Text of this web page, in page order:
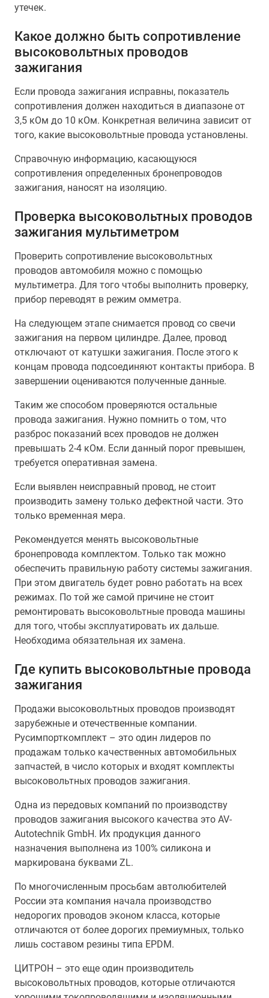
утечек.
Какое должно быть сопротивление
высоковольтных проводов
зажигания
Если провода зажигания исправны, показатель
сопротивления должен находиться в диапазоне от
3,5 кОм до 10 кОм. Конкретная величина зависит от
того, какие высоковольтные провода установлены.
Справочную информацию, касающуюся
сопротивления определенных бронепроводов
зажигания, наносят на изоляцию.
Проверка высоковольтных проводов
зажигания мультиметром
Проверить сопротивление высоковольтных
проводов автомобиля можно с помощью
мультиметра. Для того чтобы выполнить проверку,
прибор переводят в режим омметра.
На следующем этапе снимается провод со свечи
зажигания на первом цилиндре. Далее, провод
отключают от катушки зажигания. После этого к
концам провода подсоединяют контакты прибора. В
завершении оцениваются полученные данные.
Таким же способом проверяются остальные
провода зажигания. Нужно помнить о том, что
разброс показаний всех проводов не должен
превышать 2-4 кОм. Если данный порог превышен,
требуется оперативная замена.
Если выявлен неисправный провод, не стоит
производить замену только дефектной части. Это
только временная мера.
Рекомендуется менять высоковольтные
бронепровода комплектом. Только так можно
обеспечить правильную работу системы зажигания.
При этом двигатель будет ровно работать на всех
режимах. По той же самой причине не стоит
ремонтировать высоковольтные провода машины
для того, чтобы эксплуатировать их дальше.
Необходима обязательная их замена.
Где купить высоковольтные провода
зажигания
Продажи высоковольтных проводов производят
зарубежные и отечественные компании.
Русимпорткомплект – это один лидеров по
продажам только качественных автомобильных
запчастей, в число которых и входят комплекты
высоковольтных проводов зажигания.
Одна из передовых компаний по производству
проводов зажигания высокого качества это AV-
Autotechnik GmbH. Их продукция данного
назначения выполнена из 100% силикона и
маркирована буквами ZL.
По многочисленным просьбам автолюбителей
России эта компания начала производство
недорогих проводов эконом класса, которые
отличаются от более дорогих премиумных, только
лишь составом резины типа EPDM.
ЦИТРОН – это еще один производитель
высоковольтных проводов, которые отличаются